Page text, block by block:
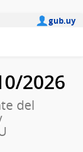
gub.uy
2026
del